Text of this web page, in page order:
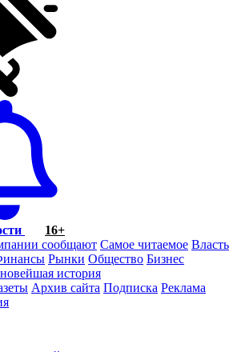
16+
сообщают Самое читаемое Власть
Рынки Общество Бизнес
история
Архив сайта Подписка Реклама